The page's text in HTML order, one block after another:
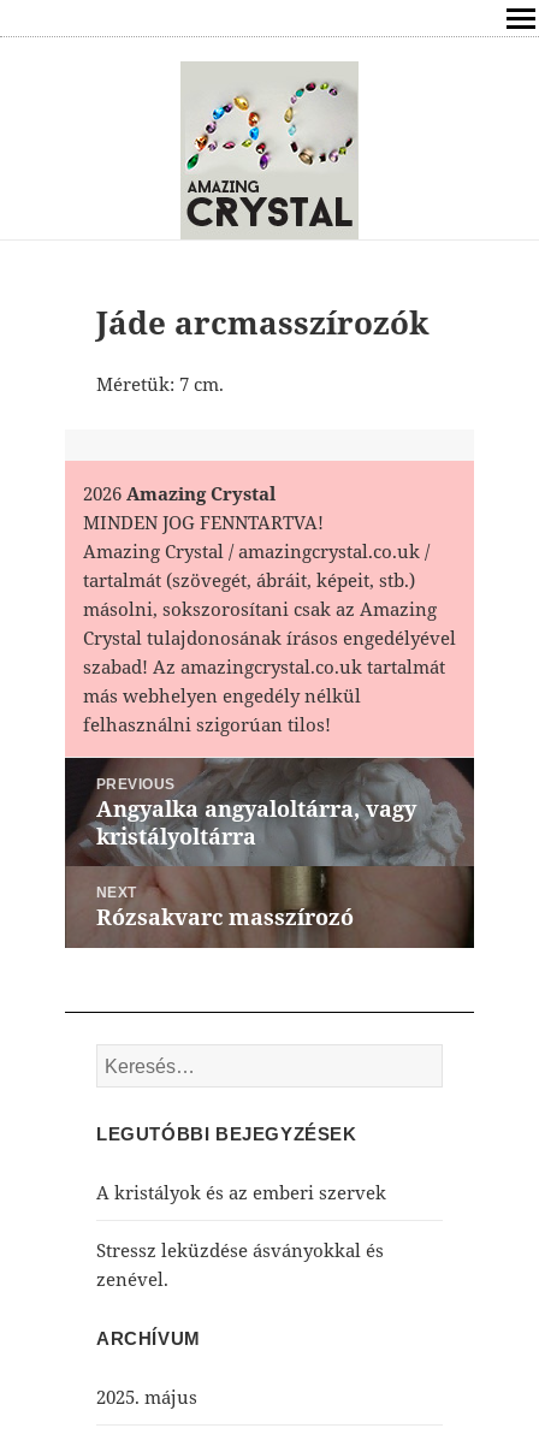
ÍRÁSOK
ÁSVÁNYOK HATÁSAI
ELÉRHETŐSÉG
Jáde arcmasszírozók
Méretük: 7 cm.
2026Amazing Crystal
MINDEN JOG FENNTARTVA!
Amazing Crystal / amazingcrystal.co.uk /
tartalmát (szövegét, ábráit, képeit, stb.)
másolni, sokszorosítani csak az Amazing
Crystal tulajdonosának írásos engedélyével
szabad! Az amazingcrystal.co.uk tartalmát
más webhelyen engedély nélkül
felhasználni szigorúan tilos!
Bejegyzés
navigáció
PREVIOUS
Previous
post:
Angyalka angyaloltárra, vagy
kristályoltárra
NEXT
Next
post:
Rózsakvarc masszírozó
Keresés:
LEGUTÓBBI BEJEGYZÉSEK
A kristályok és az emberi szervek
Stressz leküzdése ásványokkal és
zenével.
ARCHÍVUM
2025. május